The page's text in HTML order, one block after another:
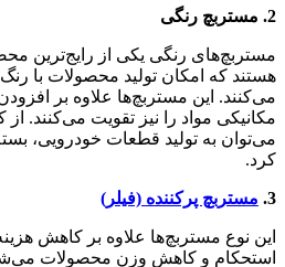
2. مستربچ رنگی
مستربچ‌های رنگی یکی از رایج‌ترین
هستند که امکان تولید محصولات با
می‌کنند. این مستربچ‌ها علاوه بر
مکانیکی مواد را نیز تقویت می‌کنند. از
می‌توان به تولید قطعات خودرویی،
کرد.
3. مستربچ پرکننده (فیلر)
این نوع مستربچ‌ها علاوه بر کاهش
استحکام و کاهش وزن محصولات